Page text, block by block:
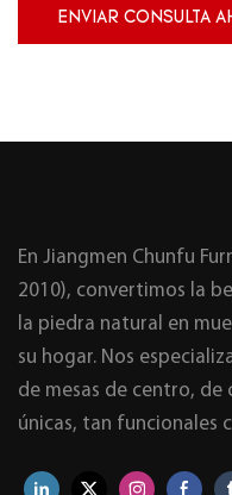
ENVIAR CONSULTA
En Jiangmen Chunfu
2010), convertimos la
la piedra natural en
su hogar. Nos
de mesas de centro, de
únicas, tan funcionales